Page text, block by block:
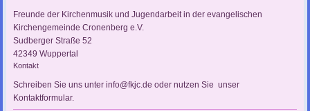
Freunde der Kirchenmusik und Jugendarbeit in der evangelischen
Kirchengemeinde Cronenberg e.V.
Sudberger Straße 52
42349 Wuppertal
Kontakt
Schreiben Sie uns unter info@fkjc.de oder nutzen Sie unser
Kontaktformular.